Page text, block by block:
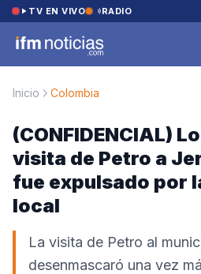
Saltar al contenido
TV EN VIVO RADIO
Inicio Colombia
(CONFIDENCIAL)
visita de Petro a
fue expulsado por
local
La visita de Petro al
desenmascaró una vez